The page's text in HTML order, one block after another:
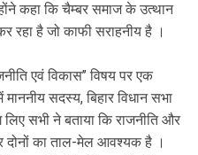
कहा कि चैम्बर समाज के उत्थान
रहा है जो काफी सराहनीय है ।
एवं विकास’’ विषय पर एक
सदस्य, बिहार विधान सभा
सभी ने बताया कि राजनीति और
दोनों का ताल-मेल आवश्यक है ।